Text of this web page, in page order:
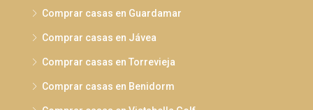
Comprar casas en Guardamar
Comprar casas en Jávea
Comprar casas en Torrevieja
Comprar casas en Benidorm